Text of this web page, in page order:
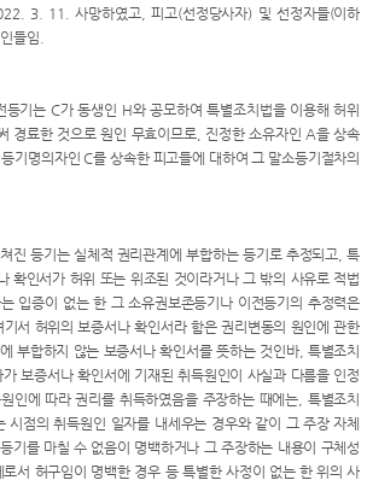
3. 11.사망하였고,피고(선정당사자) 및 선정자들(이하
들임
등기는 C가 동생인 H와 공모하여 특별조치법을 이용해 허위
경료한 것으로 원인 무효이므로, 진정한 소유자인 A을 상속
등기명의자인C를 상속한 피고들에 대하여 그 말소등기절차의
진 등기는 실체적 권리관계에 부합하는 등기로 추정되고 ,특
확인서가 허위 또는 위조된 것이라거나 그 밖의 사유로 적법
입증이 없는 한 그 소유권보존등기나 이전등기의 추정력은
기서 허위의 보증서나 확인서라 함은 권리변동의 원인에 관한
부합하지 않는 보증서나 확인서를 뜻하는 것인바, 특별조치
보증서나 확인서에 기재된 취득원인이 사실과 다름을 인정
인에 따라 권리를 취득하였음을 주장하는 때에는 특별조치
시점의 취득원인 일자를 내세우는 경우와 같이 그 주장 자체
기를 마칠 수 없음이 명백하거나 그 주장하는 내용이 구체성
서 허구임이 명백한 경우 등 특별한 사정이 없는 한 위의 사